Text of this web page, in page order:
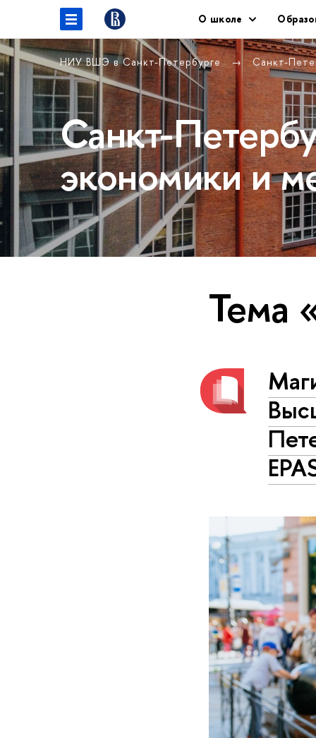
О школе
НИУ ВШЭ в Санкт-Петербурге Санкт-
Санкт-
экономики и
Тема